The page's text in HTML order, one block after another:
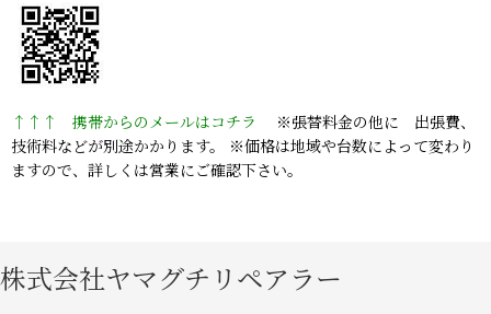
↑↑↑ 携帯からのメールはコチラ
※張替料金の他に 出張費、
技術料などが別途かかります。 ※価格は地域や台数によって変わり
ますので、詳しくは営業にご確認下さい。
株式会社ヤマグチリペアラー